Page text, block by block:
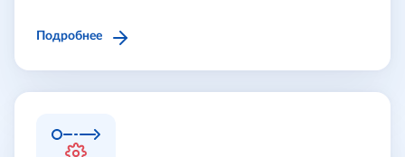
Подробнее